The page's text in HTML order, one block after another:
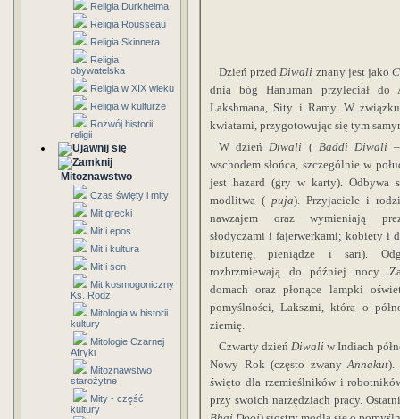
Religia Durkheima
Religia Rousseau
Religia Skinnera
Religia
obywatelska
Religia w XIX wieku
Religia w kulturze
Rozwój historii
religii
Mitoznawstwo
Czas święty i mity
Mit grecki
Mit i epos
Mit i kultura
Mit i sen
Mit kosmogoniczny
Ks. Rodz.
Mitologia w historii
kultury
Mitologie Czarnej
Afryki
Mitoznawstwo
starożytne
Mity - część
kultury
Dzień przedDiwali znany jest jako
dnia bóg Hanuman przyleciał do
Lakshmana, Sity i Ramy. W
kwiatami, przygotowując się tym
W dzieńDiwali ( Baddi Diwali
wschodem słońca, szczególnie w
jest hazard (gry w karty). Odbywa
modlitwa ( puja). Przyjaciele i
nawzajem oraz wymieniają
słodyczami i fajerwerkami; kobiety i
biżuterię, pieniądze i sari).
rozbrzmiewają do później nocy.
domach oraz płonące lampki
pomyślności, Lakszmi, która o
ziemię.
Czwarty dzień Diwali w Indiach
Nowy Rok (często zwanyAnnakut).
święto dla rzemieślników i
przy swoich narzędziach pracy.